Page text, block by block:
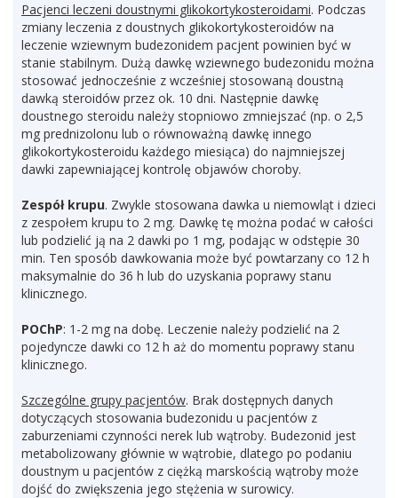
Pacjenci leczeni doustnymi glikokortykosteroidami. Podczas
zmiany leczenia z doustnych glikokortykosteroidów na
leczenie wziewnym budezonidem pacjent powinien być w
stanie stabilnym. Dużą dawkę wziewnego budezonidu można
stosować jednocześnie z wcześniej stosowaną doustną
dawką steroidów przez ok. 10 dni. Następnie dawkę
doustnego steroidu należy stopniowo zmniejszać (np. o 2,5
mg prednizolonu lub o równoważną dawkę innego
glikokortykosteroidu każdego miesiąca) do najmniejszej
dawki zapewniającej kontrolę objawów choroby.
Zespół krupu. Zwykle stosowana dawka u niemowląt i dzieci
z zespołem krupu to 2 mg. Dawkę tę można podać w całości
lub podzielić ją na 2 dawki po 1 mg, podając w odstępie 30
min. Ten sposób dawkowania może być powtarzany co 12 h
maksymalnie do 36 h lub do uzyskania poprawy stanu
klinicznego.
POChP: 1-2 mg na dobę. Leczenie należy podzielić na 2
pojedyncze dawki co 12 h aż do momentu poprawy stanu
klinicznego.
Szczególne grupy pacjentów. Brak dostępnych danych
dotyczących stosowania budezonidu u pacjentów z
zaburzeniami czynności nerek lub wątroby. Budezonid jest
metabolizowany głównie w wątrobie, dlatego po podaniu
doustnym u pacjentów z ciężką marskością wątroby może
dojść do zwiększenia jego stężenia w surowicy.